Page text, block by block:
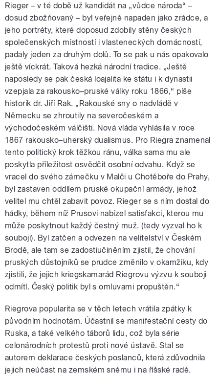
Rieger – v té době už kandidát na „vůdce národa“ –
dosud zbožňovaný – byl veřejně napaden jako zrádce, a
jeho portréty, které doposud zdobily stěny českých
společenských místností i vlasteneckých domácností,
padaly jeden za druhým dolů. To­ se pak u nás opakovalo
ještě víckrát. Taková hezká národní tradice. „Ještě
naposledy se pak česká loajalita ke státu i k dynastii
vzepjala za rakousko–pruské války roku 1866,“ píše
historik dr. Jiří Rak. „Rakouské sny o nadvládě v
Německu se zhroutily na severočeském a
východočeském válčišti. Nová vláda vyhlásila v roce
1867 rakousko–uherský dualismus. Pro Riegra znamenal
tento politický krok těžkou ránu, válka sama mu ale
poskytla příležitost osvědčit osobní odvahu. Když se
vracel do svého zámečku v Malči u Chotěboře do Prahy,
byl zastaven oddílem pruské okupační armády, jehož
velitel mu chtěl zabavit povoz. Rieger se s ním dostal do
hádky, během níž Prusovi nabízel satisfakci, kterou mu
může poskytnout každý čestný muž. (tedy vyzval ho k
souboji). Byl zatčen a odvezen na velitelství v Českém
Brodě, ale tam se zadostiučiněním zjistil, že chování
pruských důstojníků se prudce změnilo v okamžiku, kdy
zjistili, že jejich kriegskamarád Riegrovu výzvu k souboji
odmítl. Český politik byl s omluvami propuštěn.“
Riegrova popularita se v těch letech vrátila zpátky k
původním hodnotám. Účastnil se manifestační cesty do
Ruska, a také velkého táborů lidu, což byla série
celonárodních protestů proti nové ústavě. Stal se
autorem deklarace českých poslanců, která zdůvodnila
jejich neúčast na zemském sněmu i na říšské radě.